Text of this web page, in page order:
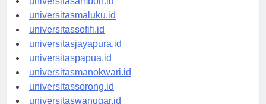
universitasambon.id
universitasmaluku.id
universitassofifi.id
universitasjayapura.id
universitaspapua.id
universitasmanokwari.id
universitassorong.id